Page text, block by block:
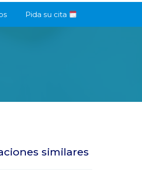
Pida su cita
similares